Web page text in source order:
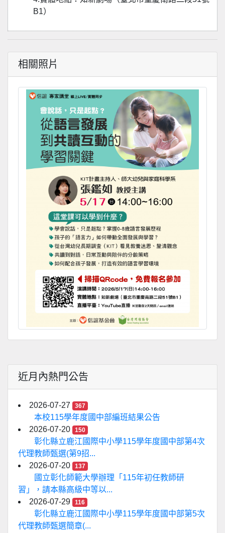
B1）
相關照片
近月內熱門公告
2026-07-27 367
本校115學年度國中部編班結果公告
2026-07-20
150
彰化縣立鹿江國際中小學115學年度國中部第4次
代理教師甄選(第9招...
2026-07-20
137
國立彰化師範大學辦理「115年初任教師研
習」，請本縣高級中等以...
2026-07-29
116
彰化縣立鹿江國際中小學115學年度國中部第5次
代理教師甄選簡章(...